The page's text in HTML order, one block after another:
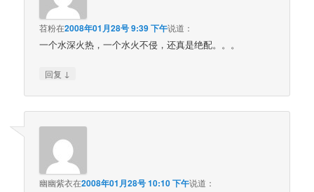
苕粉在2008年01月28号 9:39 下午说道：
一个水深火热，一个水火不侵，还真是绝配。。。
回复 ↓
幽幽紫衣在2008年01月28号 10:10 下午说道：